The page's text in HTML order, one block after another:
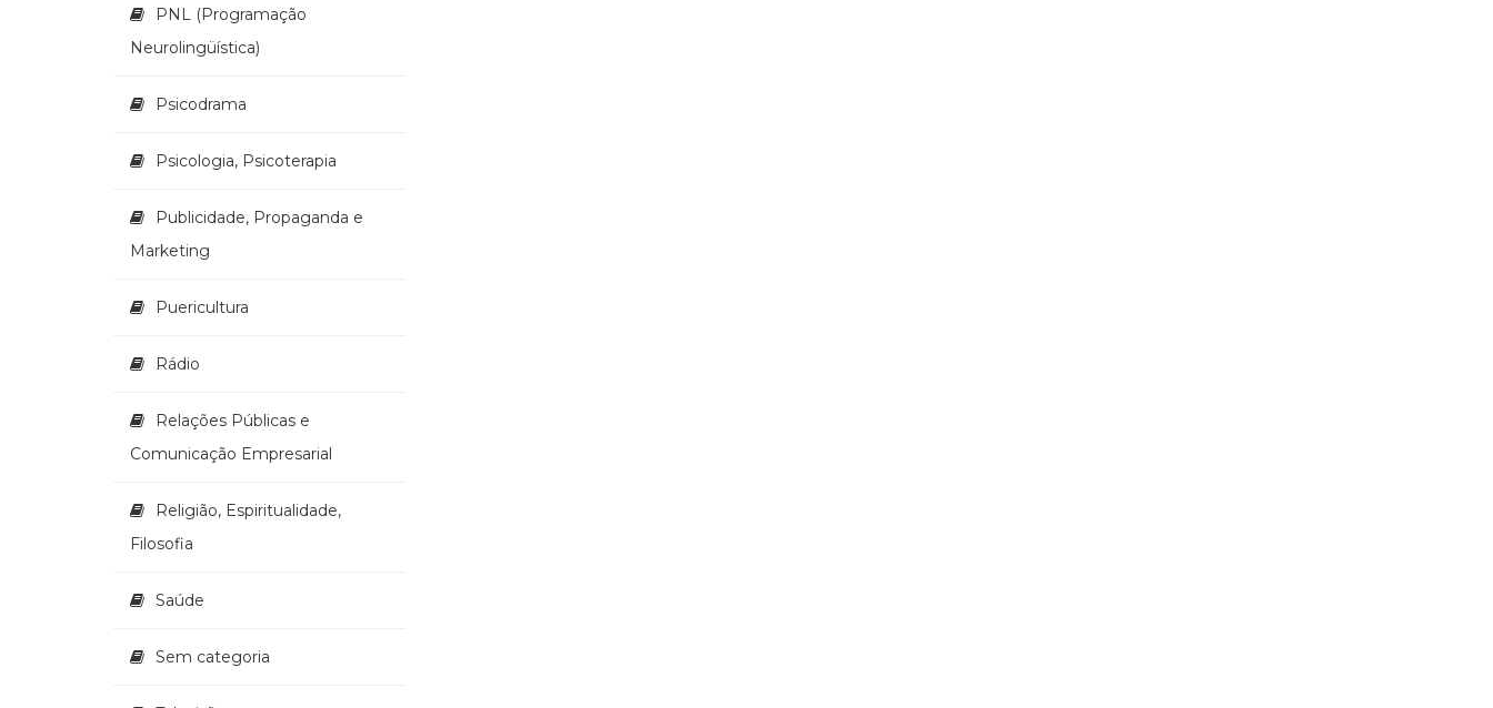
PNL (Programação
Neurolingüística)
Psicodrama
Psicologia, Psicoterapia
Publicidade, Propaganda e
Marketing
Puericultura
Rádio
Relações Públicas e
Comunicação Empresarial
Religião, Espiritualidade,
Filosofia
Saúde
Sem categoria